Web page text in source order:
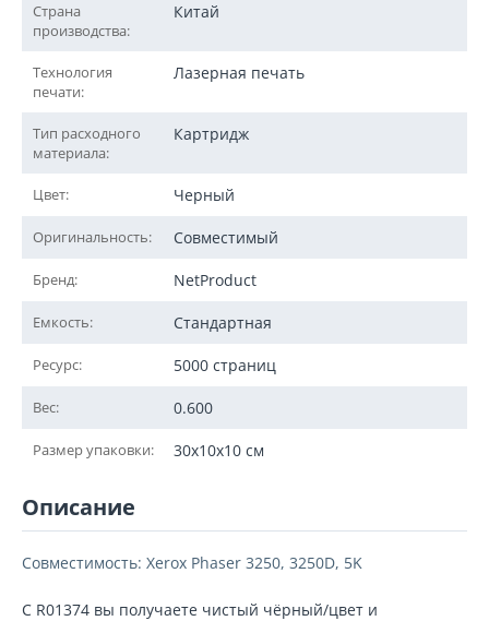
Страна
производства:
Китай
Технология
печати:
Лазерная печать
Тип расходного
материала:
Картридж
Цвет: Черный
Оригинальность: Совместимый
Бренд: NetProduct
Емкость: Стандартная
Ресурс: 5000 страниц
Вес: 0.600
Размер упаковки: 30x10x10 см
Описание
Совместимость: Xerox Phaser 3250, 3250D, 5K
С R01374 вы получаете чистый чёрный/цвет и